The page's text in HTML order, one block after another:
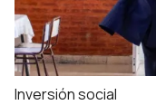
Inversión social